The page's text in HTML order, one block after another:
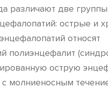
различают две группы
острые и
относят
полиэнцефалит
острую
молниеносным